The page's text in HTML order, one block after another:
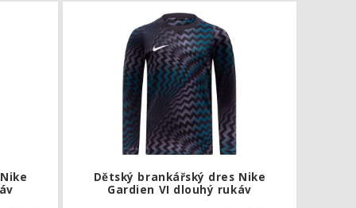
Dětský brankářský dres Nike
Gardien VI dlouhý rukáv